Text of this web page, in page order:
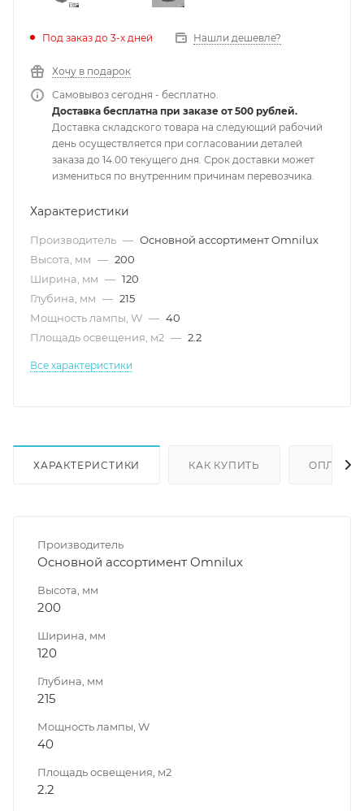
Под заказ до 3-х дней Нашли дешевле?
Хочу в подарок
Самовывоз сегодня - бесплатно.
Доставка бесплатна при заказе от 500 рублей.
Доставка складского товара на следующий рабочий
день осуществляется при согласовании деталей
заказа до 14.00 текущего дня. Срок доставки может
измениться по внутренним причинам перевозчика.
Характеристики
Производитель — Основной ассортимент Omnilux
Высота, мм — 200
Ширина, мм — 120
Глубина, мм — 215
Мощность лампы, W — 40
Площадь освещения, м2 — 2.2
Все характеристики
ХАРАКТЕРИСТИКИ КАК КУПИТЬ ОПЛАТА
Производитель
Основной ассортимент Omnilux
Высота, мм
200
Ширина, мм
120
Глубина, мм
215
Мощность лампы, W
40
Площадь освещения, м2
2.2